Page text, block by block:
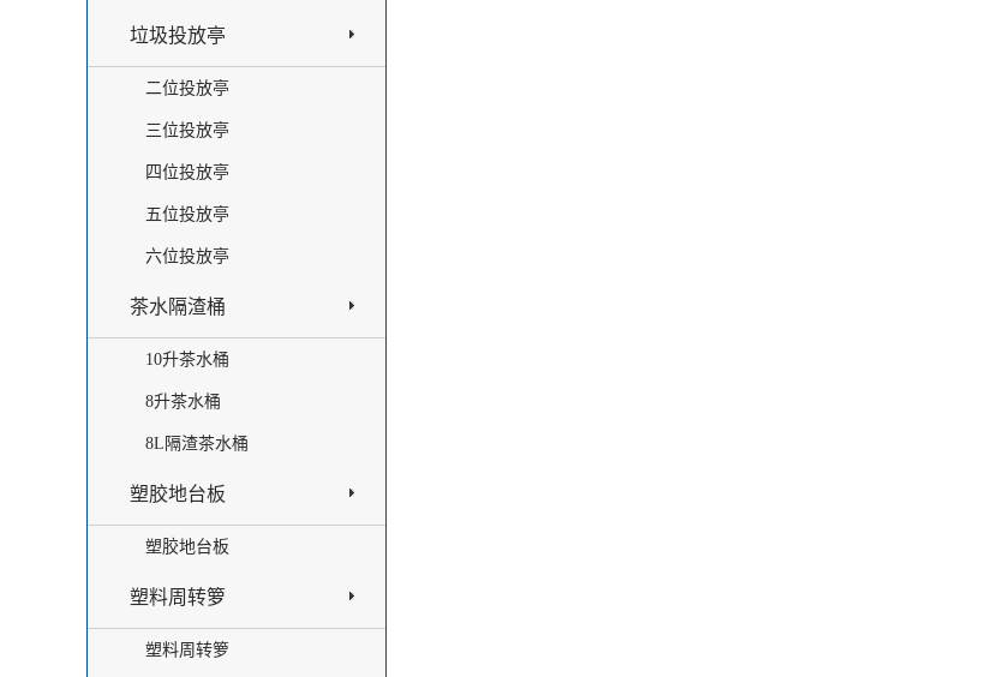
垃圾投放亭
二位投放亭
三位投放亭
四位投放亭
五位投放亭
六位投放亭
茶水隔渣桶
10升茶水桶
8升茶水桶
8L隔渣茶水桶
塑胶地台板
塑胶地台板
塑料周转箩
塑料周转箩